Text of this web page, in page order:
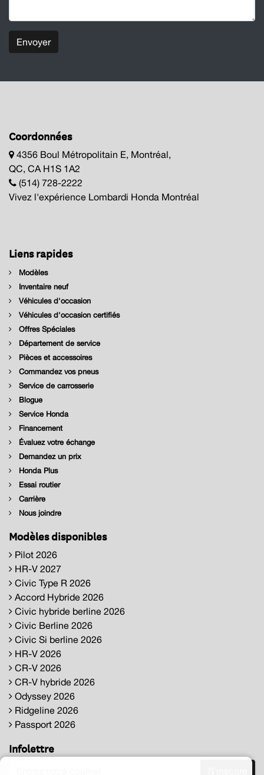
Envoyer
Coordonnées
4356 Boul Métropolitain E, Montréal,
QC, CA H1S 1A2
(514) 728-2222
Vivez l'expérience Lombardi Honda Montréal
Liens rapides
Modèles
Inventaire neuf
Véhicules d'occasion
Véhicules d'occasion certifiés
Offres Spéciales
Département de service
Pièces et accessoires
Commandez vos pneus
Service de carrosserie
Blogue
Service Honda
Financement
Évaluez votre échange
Demandez un prix
Honda Plus
Essai routier
Carrière
Nous joindre
Modèles disponibles
Pilot 2026
HR-V 2027
Civic Type R 2026
Accord Hybride 2026
Civic hybride berline 2026
Civic Berline 2026
Civic Si berline 2026
HR-V 2026
CR-V 2026
CR-V hybride 2026
Odyssey 2026
Ridgeline 2026
Passport 2026
Infolettre